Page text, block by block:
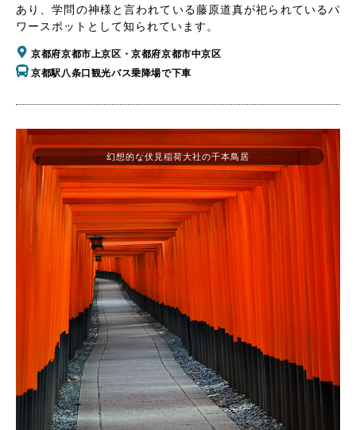
あり、学問の神様と言われている藤原道真が祀られているパ
ワースポットとして知られています。
京都府京都市上京区・京都府京都市中京区
京都駅八条口観光バス乗降場で下車
幻想的な伏見稲荷大社の千本鳥居